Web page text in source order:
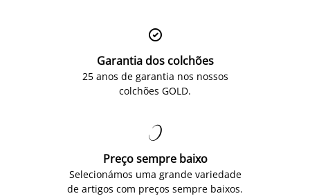

Garantia dos colchões
25 anos de garantia nos nossos
colchões GOLD.

Preço sempre baixo
Selecionámos uma grande variedade
de artigos com preços sempre baixos.